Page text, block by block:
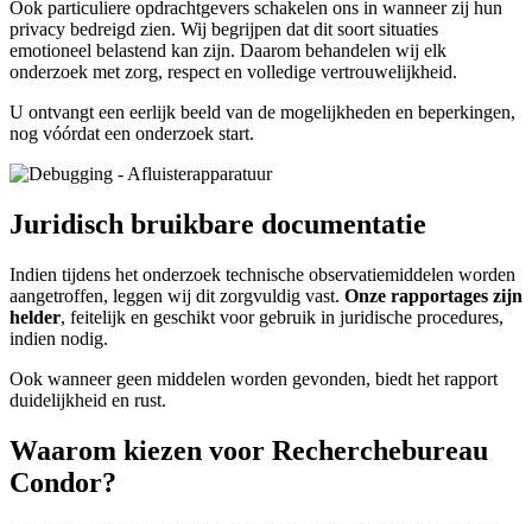
Ook particuliere opdrachtgevers schakelen ons in wanneer zij hun
privacy bedreigd zien. Wij begrijpen dat dit soort situaties
emotioneel belastend kan zijn. Daarom behandelen wij elk
onderzoek met zorg, respect en volledige vertrouwelijkheid.
U ontvangt een eerlijk beeld van de mogelijkheden en beperkingen,
nog vóórdat een onderzoek start.
Juridisch bruikbare documentatie
Indien tijdens het onderzoek technische observatiemiddelen worden
aangetroffen, leggen wij dit zorgvuldig vast. Onze rapportages zijn
helder, feitelijk en geschikt voor gebruik in juridische procedures,
indien nodig.
Ook wanneer geen middelen worden gevonden, biedt het rapport
duidelijkheid en rust.
Waarom kiezen voor Recherchebureau
Condor?